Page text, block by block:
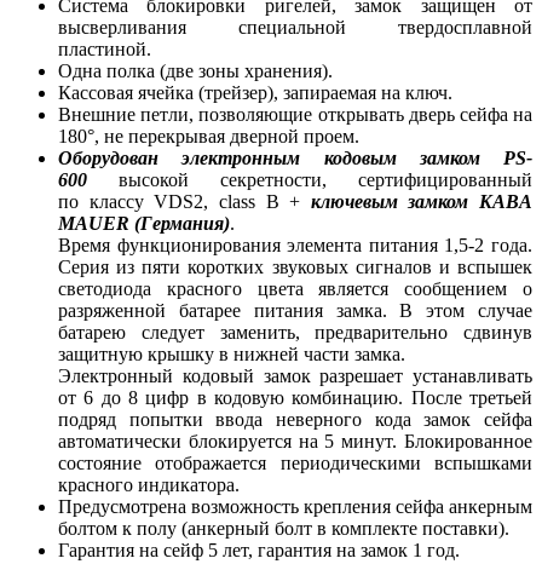
Система блокировки ригелей, замок защищен от
высверливания специальной твердосплавной
пластиной.
Одна полка (две зоны хранения).
Кассовая ячейка (трейзер), запираемая на ключ.
Внешние петли, позволяющие открывать дверь сейфа на
180°, не перекрывая дверной проем.
Оборудован электронным кодовым замком PS-
600 высокой секретности, сертифицированный
по классу VDS2, class B + ключевым замком KABA
MAUER (Германия).
Время функционирования элемента питания 1,5-2 года.
Cерия из пяти коротких звуковых сигналов и вспышек
светодиода красного цвета является сообщением о
разряженной батарее питания замка. В этом случае
батарею следует заменить, предварительно сдвинув
защитную крышку в нижней части замка.
Электронный кодовый замок разрешает устанавливать
от 6 до 8 цифр в кодовую комбинацию. После третьей
подряд попытки ввода неверного кода замок сейфа
автоматически блокируется на 5 минут. Блокированное
состояние отображается периодическими вспышками
красного индикатора.
Предусмотрена возможность крепления сейфа анкерным
болтом к полу (анкерный болт в комплекте поставки).
Гарантия на сейф 5 лет, гарантия на замок 1 год.